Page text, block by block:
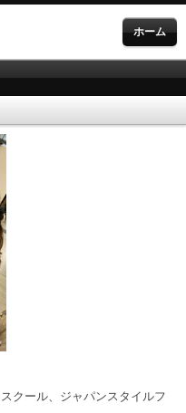
ホーム
クール、ジャパンスタイルフ